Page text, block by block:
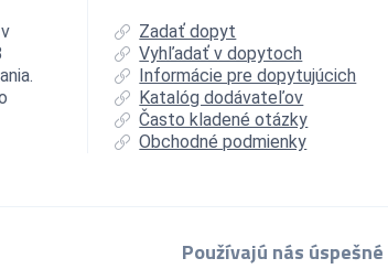
Zadať dopyt
Vyhľadať v dopytoch
Informácie pre dopytujúcich
Katalóg dodávateľov
Často kladené otázky
Obchodné podmienky
Používajú nás